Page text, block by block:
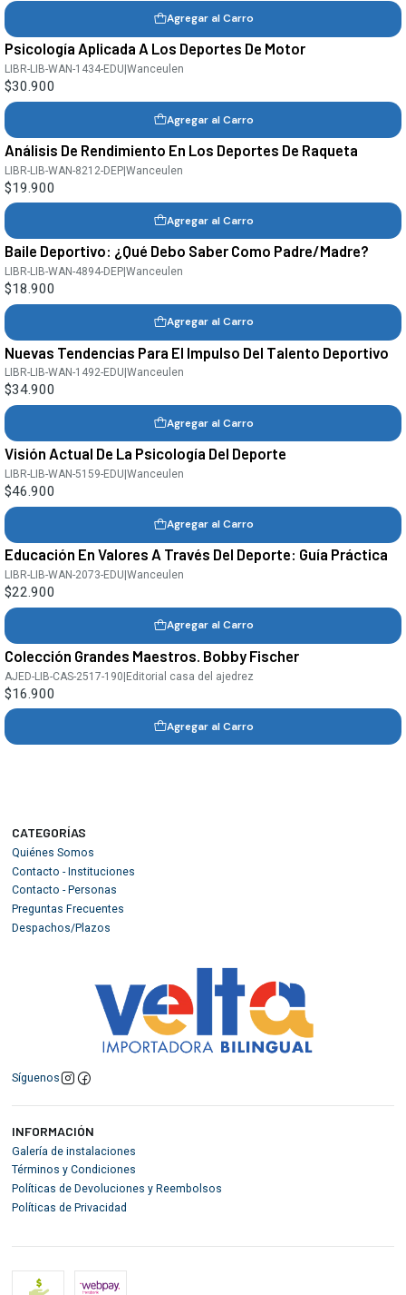
Agregar al Carro
Psicología Aplicada A Los Deportes De Motor
LIBR-LIB-WAN-1434-EDU |Wanceulen
$30.900
Agregar al Carro
Análisis De Rendimiento En Los Deportes De Raqueta
LIBR-LIB-WAN-8212-DEP|Wanceulen
$19.900
Agregar al Carro
Baile Deportivo: ¿Qué Debo Saber Como Padre/Madre?
LIBR-LIB-WAN-4894-DEP |Wanceulen
$18.900
Agregar al Carro
Nuevas Tendencias Para El Impulso Del Talento Deportivo
LIBR-LIB-WAN-1492-EDU |Wanceulen
$34.900
Agregar al Carro
Visión Actual De La Psicología Del Deporte
LIBR-LIB-WAN-5159-EDU|Wanceulen
$46.900
Agregar al Carro
Educación En Valores A Través Del Deporte: Guía Práctica
LIBR-LIB-WAN-2073-EDU |Wanceulen
$22.900
Agregar al Carro
Colección Grandes Maestros. Bobby Fischer
AJED-LIB-CAS-2517-190|Editorial casa del ajedrez
$16.900
Agregar al Carro
CATEGORÍAS
Quiénes Somos
Contacto - Instituciones
Contacto - Personas
Preguntas Frecuentes
Despachos/Plazos
Síguenos
INFORMACIÓN
Galería de instalaciones
Términos y Condiciones
Políticas de Devoluciones y Reembolsos
Políticas de Privacidad